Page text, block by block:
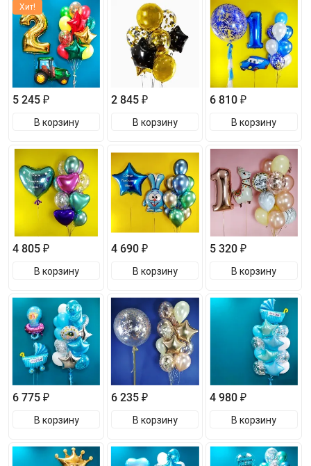
Хит!
5 245 ₽
В корзину
2 845 ₽
В корзину
6 810 ₽
В корзину
4 805 ₽
В корзину
4 690 ₽
В корзину
5 320 ₽
В корзину
6 775 ₽
В корзину
6 235 ₽
В корзину
4 980 ₽
В корзину